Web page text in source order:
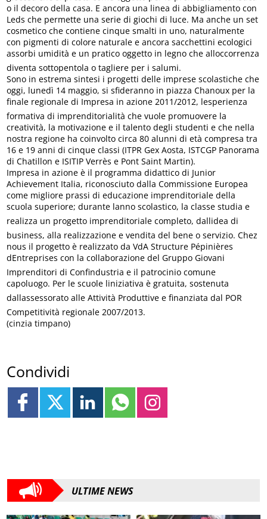
o il decoro della casa. E ancora una linea di abbigliamento con
Leds che permette una serie di giochi di luce. Ma anche un set
cosmetico che contiene cinque smalti in uno, naturalmente
con pigmenti di colore naturale e ancora sacchettini ecologici
assorbi umidità e un pratico oggetto in legno che alloccorrenza
diventa sottopentola o tagliere per i salumi.
Sono in estrema sintesi i progetti delle imprese scolastiche che
oggi, lunedì 14 maggio, si sfideranno in piazza Chanoux per la
finale regionale di Impresa in azione 2011/2012, lesperienza
formativa di imprenditorialità che vuole promuovere la
creatività, la motivazione e il talento degli studenti e che nella
nostra regione ha coinvolto circa 80 alunni di età compresa tra
16 e 19 anni di cinque classi (ITPR Gex Aosta, ISTCGP Panorama
di Chatillon e ISITIP Verrès e Pont Saint Martin).
Impresa in azione è il programma didattico di Junior
Achievement Italia, riconosciuto dalla Commissione Europea
come migliore prassi di educazione imprenditoriale della
scuola superiore; durante lanno scolastico, la classe studia e
realizza un progetto imprenditoriale completo, dallidea di
business, alla realizzazione e vendita del bene o servizio. Chez
nous il progetto è realizzato da VdA Structure Pépinières
dEntreprises con la collaborazione del Gruppo Giovani
Imprenditori di Confindustria e il patrocinio comune
capoluogo. Per le scuole liniziativa è gratuita, sostenuta
dallassessorato alle Attività Produttive e finanziata dal POR
Competitività regionale 2007/2013.
(cinzia timpano)
Condividi
ULTIME NEWS